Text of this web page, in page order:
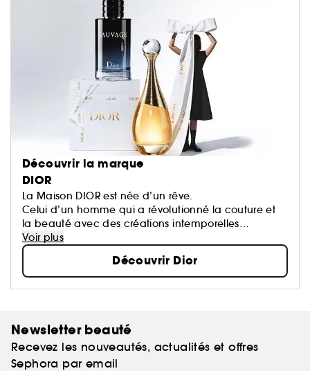
Découvrir la marque
DIOR
La Maison DIOR est née d’un rêve.
Celui d’un homme qui a révolutionné la couture et
la beauté avec des créations intemporelles
devenues des icônes.
Chaque création de la Maison porte une part de
son rêve qui oeuvre pour un monde plus beau et
plus heureux.
Voir plus
Découvrir Dior
Newsletter beauté
Recevez les nouveautés, actualités et offres
Sephora par email